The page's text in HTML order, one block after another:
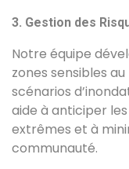
3. Gestion des
Notre équipe
zones sensibles
scénarios
aide à anticiper
extrêmes et à
communauté.